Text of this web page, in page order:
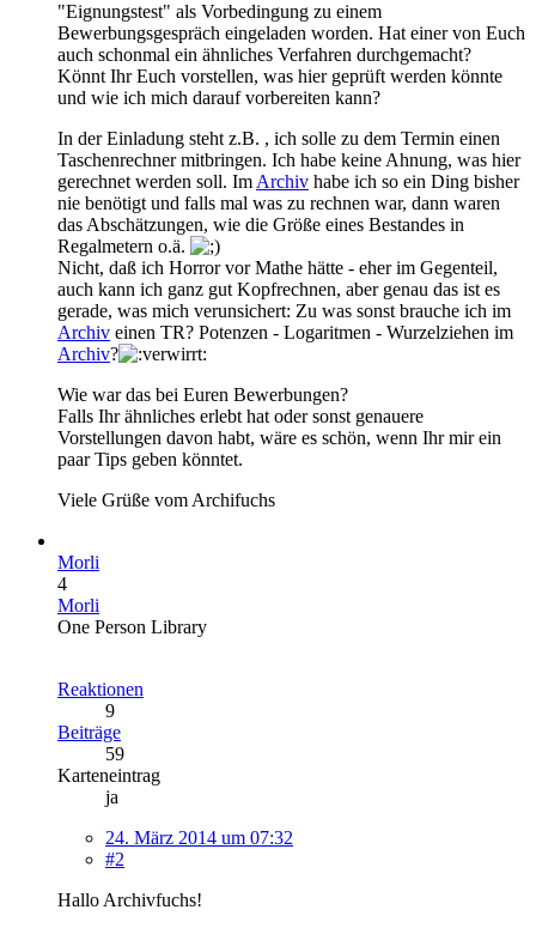
"Eignungstest" als Vorbedingung zu einem
Bewerbungsgespräch eingeladen worden. Hat einer von Euch
auch schonmal ein ähnliches Verfahren durchgemacht?
Könnt Ihr Euch vorstellen, was hier geprüft werden könnte
und wie ich mich darauf vorbereiten kann?
In der Einladung steht z.B. , ich solle zu dem Termin einen
Taschenrechner mitbringen. Ich habe keine Ahnung, was hier
gerechnet werden soll. Im Archiv habe ich so ein Ding bisher
nie benötigt und falls mal was zu rechnen war, dann waren
das Abschätzungen, wie die Größe eines Bestandes in
Regalmetern o.ä.
Nicht, daß ich Horror vor Mathe hätte - eher im Gegenteil,
auch kann ich ganz gut Kopfrechnen, aber genau das ist es
gerade, was mich verunsichert: Zu was sonst brauche ich im
Archiv einen TR? Potenzen - Logaritmen - Wurzelziehen im
Archiv?
Wie war das bei Euren Bewerbungen?
Falls Ihr ähnliches erlebt hat oder sonst genauere
Vorstellungen davon habt, wäre es schön, wenn Ihr mir ein
paar Tips geben könntet.
Viele Grüße vom Archifuchs
Morli
4
Morli
One Person Library
Reaktionen
9
Beiträge
59
Karteneintrag
ja
24. März 2014 um 07:32
#2
Hallo Archivfuchs!